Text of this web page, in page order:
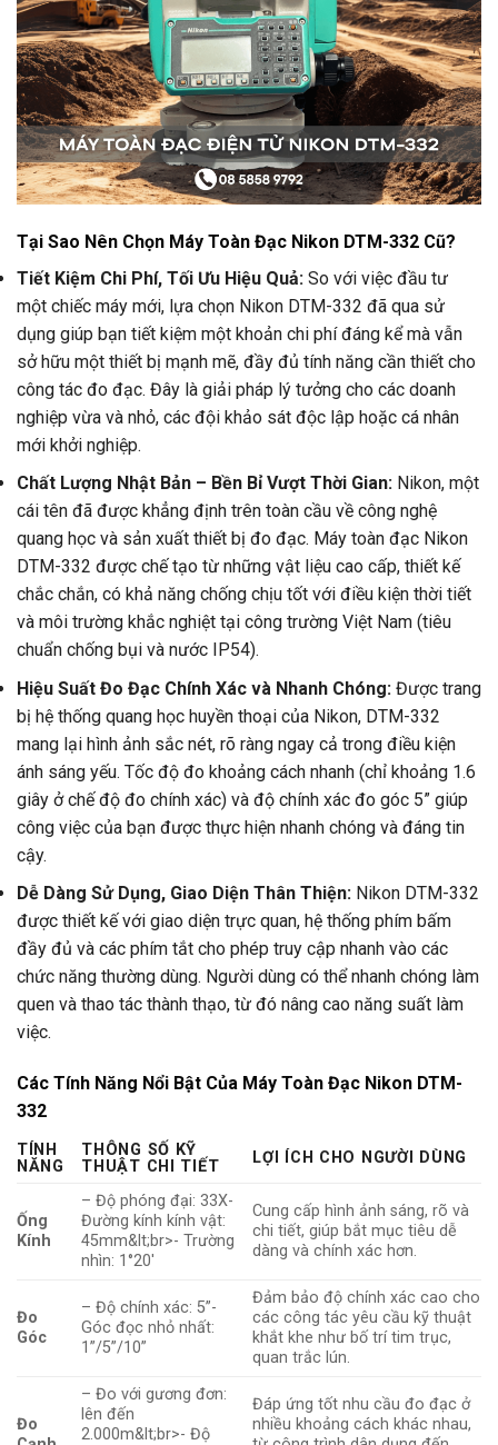
Tại Sao Nên Chọn Máy Toàn Đạc Nikon DTM-332 Cũ?
Tiết Kiệm Chi Phí, Tối Ưu Hiệu Quả: So với việc đầu tư
một chiếc máy mới, lựa chọn Nikon DTM-332 đã qua sử
dụng giúp bạn tiết kiệm một khoản chi phí đáng kể mà vẫn
sở hữu một thiết bị mạnh mẽ, đầy đủ tính năng cần thiết cho
công tác đo đạc. Đây là giải pháp lý tưởng cho các doanh
nghiệp vừa và nhỏ, các đội khảo sát độc lập hoặc cá nhân
mới khởi nghiệp.
Chất Lượng Nhật Bản – Bền Bỉ Vượt Thời Gian: Nikon, một
cái tên đã được khẳng định trên toàn cầu về công nghệ
quang học và sản xuất thiết bị đo đạc. Máy toàn đạc Nikon
DTM-332 được chế tạo từ những vật liệu cao cấp, thiết kế
chắc chắn, có khả năng chống chịu tốt với điều kiện thời tiết
và môi trường khắc nghiệt tại công trường Việt Nam (tiêu
chuẩn chống bụi và nước IP54).
Hiệu Suất Đo Đạc Chính Xác và Nhanh Chóng: Được trang
bị hệ thống quang học huyền thoại của Nikon, DTM-332
mang lại hình ảnh sắc nét, rõ ràng ngay cả trong điều kiện
ánh sáng yếu. Tốc độ đo khoảng cách nhanh (chỉ khoảng 1.6
giây ở chế độ đo chính xác) và độ chính xác đo góc 5” giúp
công việc của bạn được thực hiện nhanh chóng và đáng tin
cậy.
Dễ Dàng Sử Dụng, Giao Diện Thân Thiện: Nikon DTM-332
được thiết kế với giao diện trực quan, hệ thống phím bấm
đầy đủ và các phím tắt cho phép truy cập nhanh vào các
chức năng thường dùng. Người dùng có thể nhanh chóng làm
quen và thao tác thành thạo, từ đó nâng cao năng suất làm
việc.
Các Tính Năng Nổi Bật Của Máy Toàn Đạc Nikon DTM-
332
TÍNH
NĂNG
THÔNG SỐ KỸ
THUẬT CHI TIẾT
LỢI ÍCH CHO NGƯỜI DÙNG
Ống
Kính
– Độ phóng đại: 33X-
Đường kính kính vật:
45mm&lt;br>- Trường
nhìn: 1°20′
Cung cấp hình ảnh sáng, rõ và
chi tiết, giúp bắt mục tiêu dễ
dàng và chính xác hơn.
Đo
Góc
– Độ chính xác: 5”-
Góc đọc nhỏ nhất:
1”/5”/10”
Đảm bảo độ chính xác cao cho
các công tác yêu cầu kỹ thuật
khắt khe như bố trí tim trục,
quan trắc lún.
Đo
– Đo với gương đơn:
lên đến
2.000m&lt;br>- Độ
Đáp ứng tốt nhu cầu đo đạc ở
nhiều khoảng cách khác nhau,